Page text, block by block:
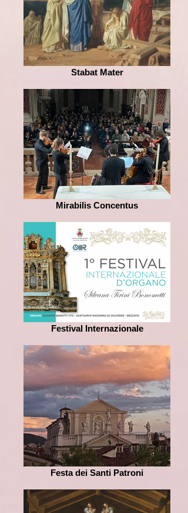
Stabat Mater
Mirabilis Concentus
Festival Internazionale
Festa dei Santi Patroni